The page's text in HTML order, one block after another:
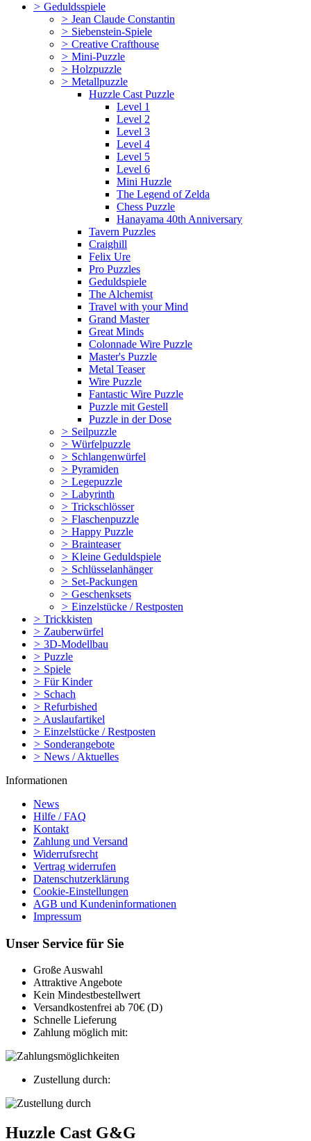
> Geduldsspiele
> Jean Claude Constantin
> Siebenstein-Spiele
> Creative Crafthouse
> Mini-Puzzle
> Holzpuzzle
> Metallpuzzle
Huzzle Cast Puzzle
Level 1
Level 2
Level 3
Level 4
Level 5
Level 6
Mini Huzzle
The Legend of Zelda
Chess Puzzle
Hanayama 40th Anniversary
Tavern Puzzles
Craighill
Felix Ure
Pro Puzzles
Geduldspiele
The Alchemist
Travel with your Mind
Grand Master
Great Minds
Colonnade Wire Puzzle
Master's Puzzle
Metal Teaser
Wire Puzzle
Fantastic Wire Puzzle
Puzzle mit Gestell
Puzzle in der Dose
> Seilpuzzle
> Würfelpuzzle
> Schlangenwürfel
> Pyramiden
> Legepuzzle
> Labyrinth
> Trickschlösser
> Flaschenpuzzle
> Happy Puzzle
> Brainteaser
> Kleine Geduldspiele
> Schlüsselanhänger
> Set-Packungen
> Geschenksets
> Einzelstücke / Restposten
> Trickkisten
> Zauberwürfel
> 3D-Modellbau
> Puzzle
> Spiele
> Für Kinder
> Schach
> Refurbished
> Auslaufartikel
> Einzelstücke / Restposten
> Sonderangebote
> News / Aktuelles
Informationen
News
Hilfe / FAQ
Kontakt
Zahlung und Versand
Widerrufsrecht
Vertrag widerrufen
Datenschutzerklärung
Cookie-Einstellungen
AGB und Kundeninformationen
Impressum
Unser Service für Sie
Große Auswahl
Attraktive Angebote
Kein Mindestbestellwert
Versandkostenfrei ab 70€ (D)
Schnelle Lieferung
Zahlung möglich mit:
Zustellung durch:
Huzzle Cast G&G